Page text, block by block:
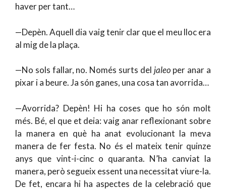
haver per tant…
—Depèn. Aquell dia vaig tenir clar que el meu lloc era
al mig de la plaça.
—No sols fallar, no. Només surts del jaleo per anar a
pixar i a beure. Ja són ganes, una cosa tan avorrida…
—Avorrida? Depèn! Hi ha coses que ho són molt
més. Bé, el que et deia: vaig anar reflexionant sobre
la manera en què ha anat evolucionant la meva
manera de fer festa. No és el mateix tenir quinze
anys que vint-i-cinc o quaranta. N’ha canviat la
manera, però segueix essent una necessitat viure-la.
De fet, encara hi ha aspectes de la celebració que